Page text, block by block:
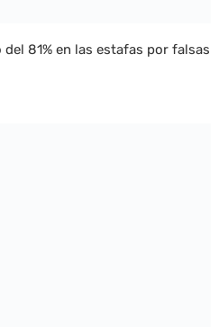
81% en las estafas por falsas